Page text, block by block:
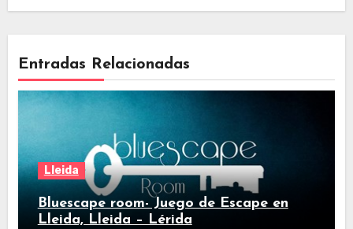
Entradas Relacionadas
Lleida
Bluescape room- Juego de Escape en
Lleida, Lleida – Lérida